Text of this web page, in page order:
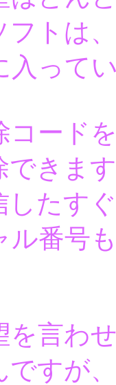
フトは
入って
コード
できま
したす
ル番号
を言わ
ですが